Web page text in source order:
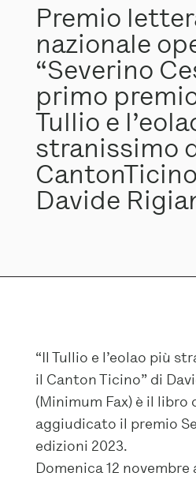
Premio
nazionale
“Severino
primo
Tullio e
stranissimo
Davide
“Il Tullio e l’eolao più
il Canton Ticino” di
(Minimum Fax) è il libro
aggiudicato il premio
edizioni 2023.
Domenica 12 novembre